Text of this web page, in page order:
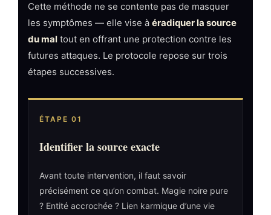
Cette méthode ne se contente pas de masquer
les symptômes — elle vise à éradiquer la source
du mal tout en offrant une protection contre les
futures attaques. Le protocole repose sur trois
étapes successives.
ÉTAPE 01
Identifier la source exacte
Avant toute intervention, il faut savoir
précisément ce qu’on combat. Magie noire pure
? Entité accrochée ? Lien karmique d’une vie